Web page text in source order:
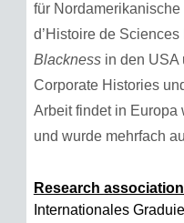
für
d’Histoire de
Blackness in den USA
Corporate Histories
Arbeit findet in Europa
und wurde mehrfach
Research
Internationales